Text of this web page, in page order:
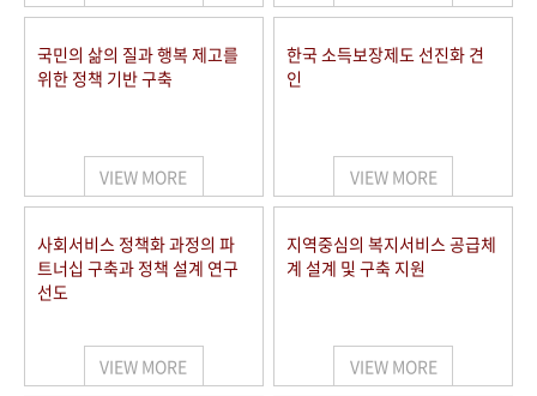
국민의 삶의 질과 행복 제고를
위한 정책 기반 구축
VIEW MORE
한국 소득보장제도 선진화 견
인
VIEW MORE
사회서비스 정책화 과정의 파
트너십 구축과 정책 설계 연구
선도
VIEW MORE
지역중심의 복지서비스 공급체
계 설계 및 구축 지원
VIEW MORE